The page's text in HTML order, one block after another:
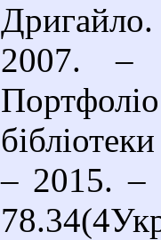
2007. –
– 2015.